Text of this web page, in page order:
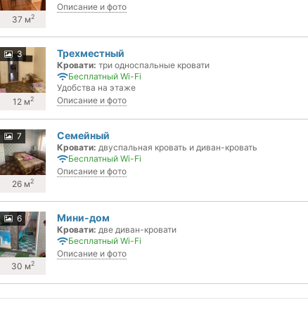
37 м2
Описание и фото
3
12 м2
Трехместный
Кровати: три односпальные кровати
Бесплатный Wi-Fi
Удобства на этаже
Описание и фото
7
26 м2
Семейный
Кровати: двуспальная кровать и диван-кровать
Бесплатный Wi-Fi
Описание и фото
6
30 м2
Мини-дом
Кровати: две диван-кровати
Бесплатный Wi-Fi
Описание и фото